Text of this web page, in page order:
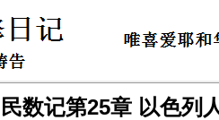
民数记第25章 以色列